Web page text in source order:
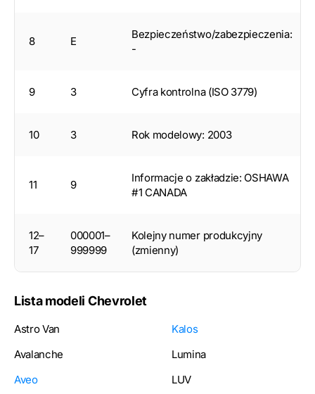
8 E
Bezpieczeństwo/zabezpieczenia:
-
9 3 Cyfra kontrolna (ISO 3779)
10 3 Rok modelowy: 2003
11 9
Informacje o zakładzie: OSHAWA
#1 CANADA
12–
17
000001–
999999
Kolejny numer produkcyjny
(zmienny)
Lista modeli Chevrolet
Astro Van
Avalanche
Aveo
Kalos
Lumina
LUV